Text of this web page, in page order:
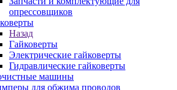
опрессовщиков
Назад
Гайковерты
Электрические гайковерты
Гидравлические гайковерты
машины
для обжима проводов